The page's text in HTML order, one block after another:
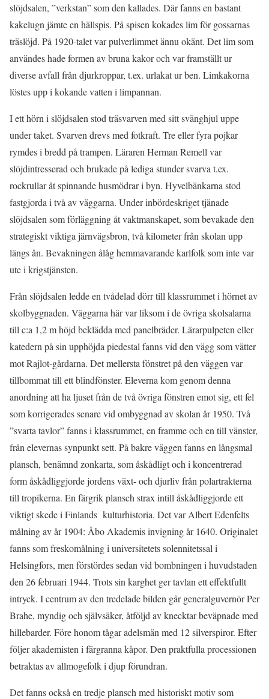
slöjdsalen, ”verkstan” som den kallades. Där fanns en bastant
kakelugn jämte en hällspis. På spisen kokades lim för gossarnas
träslöjd. På 1920-talet var pulverlimmet ännu okänt. Det lim som
användes hade formen av bruna kakor och var framställt ur
diverse avfall från djurkroppar, t.ex. urlakat ur ben. Limkakorna
löstes upp i kokande vatten i limpannan.
I ett hörn i slöjdsalen stod träsvarven med sitt svänghjul uppe
under taket. Svarven drevs med fotkraft. Tre eller fyra pojkar
rymdes i bredd på trampen. Läraren Herman Remell var
slöjdintresserad och brukade på lediga stunder svarva t.ex.
rockrullar åt spinnande husmödrar i byn. Hyvelbänkarna stod
fastgjorda i två av väggarna. Under inbördeskriget tjänade
slöjdsalen som förläggning åt vaktmanskapet, som bevakade den
strategiskt viktiga järnvägsbron, två kilometer från skolan upp
längs ån. Bevakningen ålåg hemmavarande karlfolk som inte var
ute i krigstjänsten.
Från slöjdsalen ledde en tvådelad dörr till klassrummet i hörnet av
skolbyggnaden. Väggarna här var liksom i de övriga skolsalarna
till c:a 1,2 m höjd beklädda med panelbräder. Lärarpulpeten eller
katedern på sin upphöjda piedestal fanns vid den vägg som vätter
mot Rajlot-gårdarna. Det mellersta fönstret på den väggen var
tillbommat till ett blindfönster. Eleverna kom genom denna
anordning att ha ljuset från de två övriga fönstren emot sig, ett fel
som korrigerades senare vid ombyggnad av skolan år 1950. Två
”svarta tavlor” fanns i klassrummet, en framme och en till vänster,
från elevernas synpunkt sett. På bakre väggen fanns en långsmal
plansch, benämnd zonkarta, som åskådligt och i koncentrerad
form åskådliggjorde jordens växt- och djurliv från polartrakterna
till tropikerna. En färgrik plansch strax intill åskådliggjorde ett
viktigt skede i Finlands kulturhistoria. Det var Albert Edenfelts
målning av år 1904: Åbo Akademis invigning år 1640. Originalet
fanns som freskomålning i universitetets solennitetssal i
Helsingfors, men förstördes sedan vid bombningen i huvudstaden
den 26 februari 1944. Trots sin karghet ger tavlan ett effektfullt
intryck. I centrum av den tredelade bilden går generalguvernör Per
Brahe, myndig och självsäker, åtföljd av knecktar beväpnade med
hillebarder. Före honom tågar adelsmän med 12 silverspiror. Efter
följer akademisten i färgranna kåpor. Den praktfulla processionen
betraktas av allmogefolk i djup förundran.
Det fanns också en tredje plansch med historiskt motiv som